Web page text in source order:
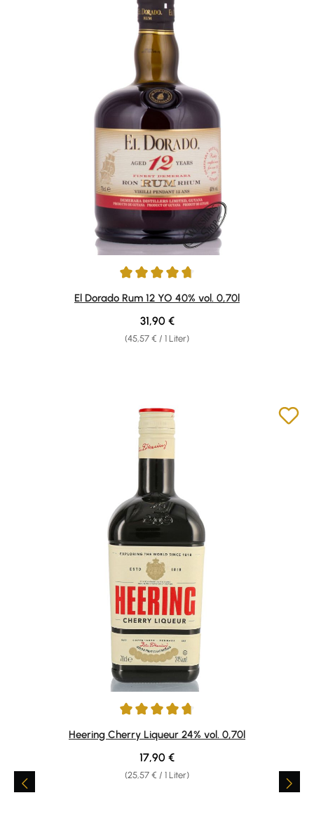
Durchschnittliche Bewertung von 4.73 von 5 Sternen
El Dorado Rum 12 YO 40% vol. 0,70l
(45,57 € / 1 Liter)
Regulärer Preis:
31,90 €
Durchschnittliche Bewertung von 4.82 von 5 Sternen
Heering Cherry Liqueur 24% vol. 0,70l
(25,57 € / 1 Liter)
Regulärer Preis:
17,90 €